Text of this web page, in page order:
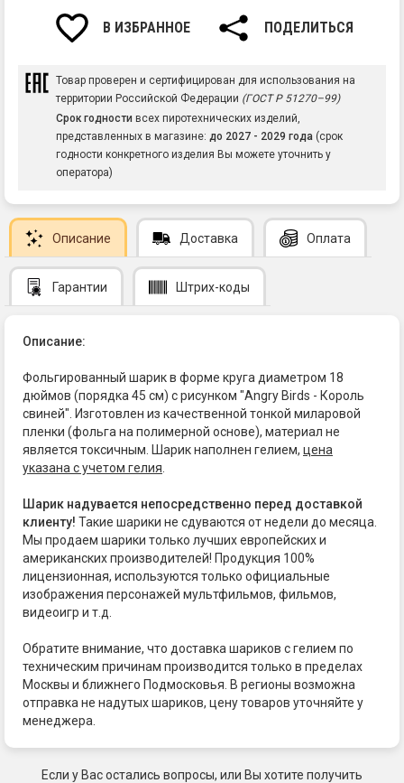
В ИЗБРАННОЕ ПОДЕЛИТЬСЯ
Товар проверен и сертифицирован для использования на
территории Российской Федерации (ГОСТ Р 51270–99)
Срок годности всех пиротехнических изделий,
представленных в магазине: до 2027 - 2029 года (срок
годности конкретного изделия Вы можете уточнить у
оператора)
Описание Доставка Оплата
Гарантии Штрих-коды
Описание:
Фольгированный шарик в форме круга диаметром 18
дюймов (порядка 45 см) с рисунком "Angry Birds - Король
свиней". Изготовлен из качественной тонкой миларовой
пленки (фольга на полимерной основе), материал не
является токсичным. Шарик наполнен гелием, цена
указана с учетом гелия
Шарик надувается непосредственно перед доставкой
клиенту! Такие шарики не сдуваются от недели до месяца.
Мы продаем шарики только лучших европейских и
американских производителей! Продукция 100%
лицензионная, используются только официальные
изображения персонажей мультфильмов, фильмов,
видеоигр и т.д.
Обратите внимание, что доставка шариков с гелием по
техническим причинам производится только в пределах
Москвы и ближнего Подмосковья. В регионы возможна
отправка не надутых шариков, цену товаров уточняйте у
менеджера.
Если у Вас остались вопросы, или Вы хотите получить